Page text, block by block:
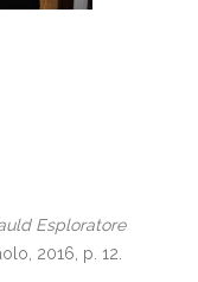
Esploratore
2016, p. 12.